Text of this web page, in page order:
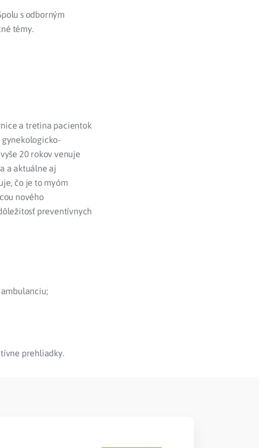
s odborným
témy.
a tretina pacientok
20 rokov venuje
a aktuálne aj
čo je to myóm
nového
preventívnych
prehliadky.